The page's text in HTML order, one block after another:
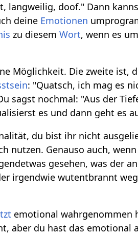
langweilig, doof." Dann
deine Emotionen
zu diesemWort, wenn es
Möglichkeit. Die zweite ist,
: "Quatsch, ich mag es
sagst nochmal: "Aus der
es und dann geht es
du bist ihr nicht
nutzen. Genauso auch,
gesehen, was der
irgendwie wutentbrannt
emotional wahrgenommen
aber du hast das emotional